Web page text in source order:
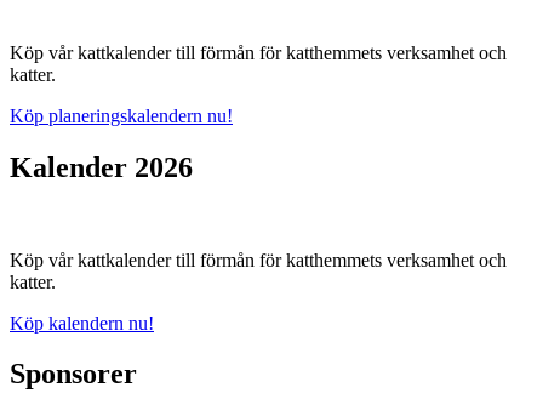
Köp vår kattkalender till förmån för katthemmets verksamhet och
katter.
Köp planeringskalendern nu!
Kalender 2026
Köp vår kattkalender till förmån för katthemmets verksamhet och
katter.
Köp kalendern nu!
Sponsorer